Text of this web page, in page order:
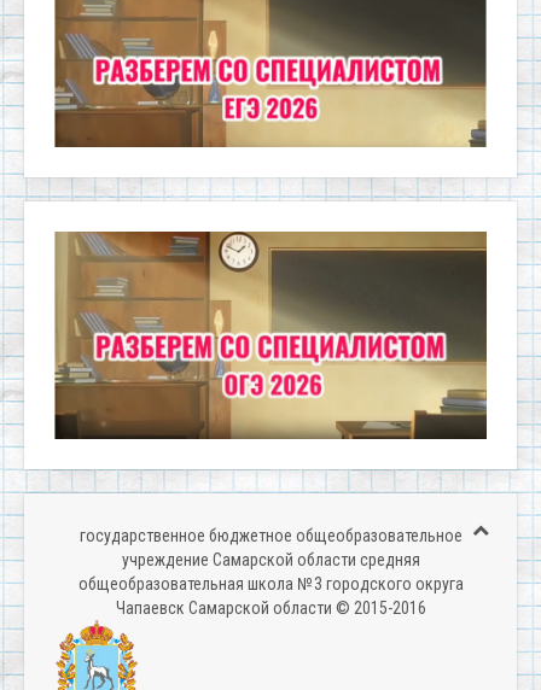
государственное бюджетное общеобразовательное
учреждение Самарской области средняя
общеобразовательная школа № 3 городского округа
Чапаевск Самарской области © 2015-2016